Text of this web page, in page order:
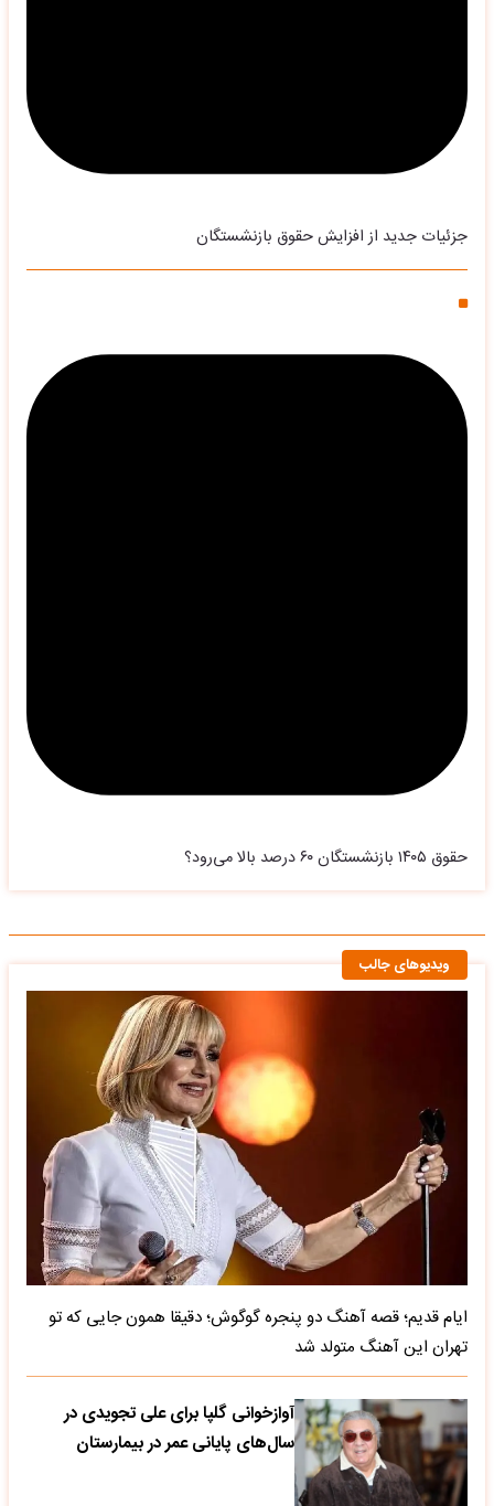
جزئیات جدید از افزایش حقوق بازنشستگان
حقوق ۱۴۰۵ بازنشستگان ۶۰ درصد بالا می‌رود؟
ویدیوهای جالب
ایام قدیم؛ قصه آهنگ دو پنجره گوگوش؛ دقیقا همون جایی که تو
تهران این آهنگ متولد شد
آوازخوانی گلپا برای علی تجویدی در
سال‌های پایانی عمر در بیمارستان